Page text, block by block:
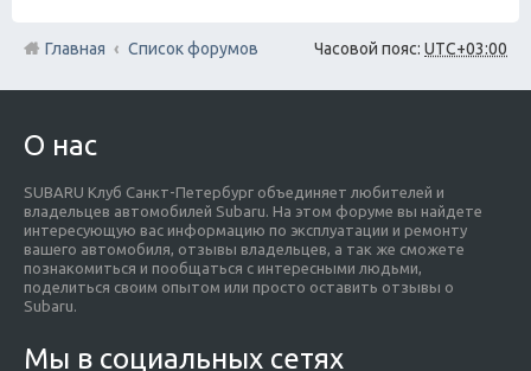
Часовой пояс: UTC+03:00
Главная Список форумов
О нас
SUBARU Клуб Санкт-Петербург объединяет любителей и
владельцев автомобилей Subaru. На этом форуме вы найдете
интересующую вас информацию по эксплуатации и ремонту
вашего автомобиля, отзывы владельцев, а так же сможете
познакомиться и пообщаться с интересными людьми,
поделиться своим опытом или просто оставить отзывы о
Subaru.
Мы в социальных сетях